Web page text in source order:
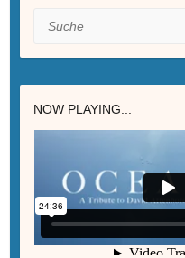
Suche
NOW PLAYING...